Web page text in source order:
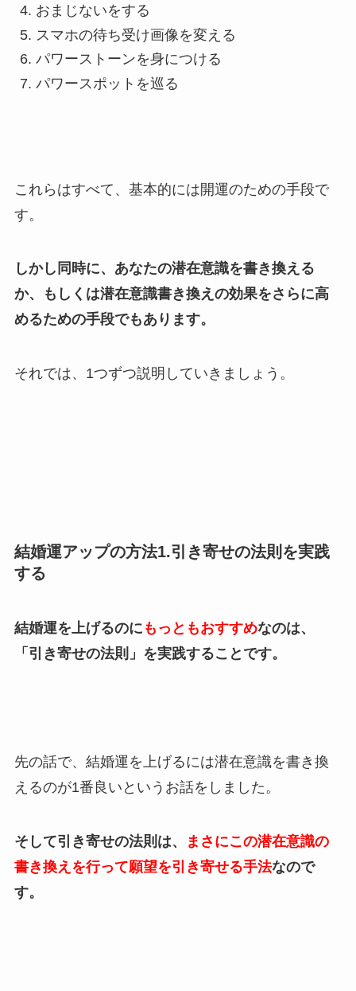
おまじないをする
スマホの待ち受け画像を変える
パワーストーンを身につける
パワースポットを巡る
これらはすべて、基本的には開運のための手段で
す。
しかし同時に、あなたの潜在意識を書き換える
か、もしくは潜在意識書き換えの効果をさらに高
めるための手段でもあります。
それでは、1つずつ説明していきましょう。
結婚運アップの方法1.引き寄せの法則を実践
する
結婚運を上げるのに もっともおすすめなのは、
「引き寄せの法則」を実践することです。
先の話で、結婚運を上げるには潜在意識を書き換
えるのが1番良いというお話をしました。
そして引き寄せの法則は、
まさにこの潜在意識の
書き換えを行って願望を引き寄せる手法なので
す。